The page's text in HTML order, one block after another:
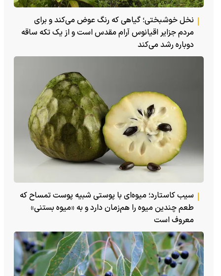
نخل خوشبختی؛ گیاهی که رنگ عوض می‌کند و برای
مردم جزایر اقیانوس آرام مقدس است و از یک تکه ساقه
دوباره رشد می‌کند
سیب کاستارد؛ میوه‌ای با پوستی شبیه پوست تمساح که
طعم چندین میوه را هم‌زمان دارد و به «میوه بستنی»
معروف است